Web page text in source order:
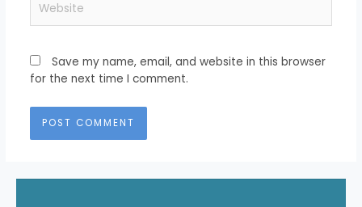
Save my name, email, and website in this browser
for the next time I comment.